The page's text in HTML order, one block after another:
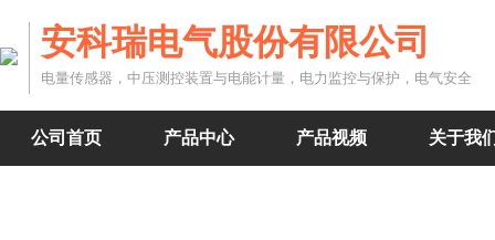
安科瑞电气股份有限公司
电量传感器，中压测控装置与电能计量，电力监控与保护，电气安全
公司首页 产品中心 产品视频 关于我